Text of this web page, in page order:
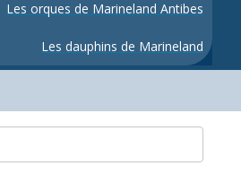
Les orques de Marineland Antibes
Les dauphins de Marineland